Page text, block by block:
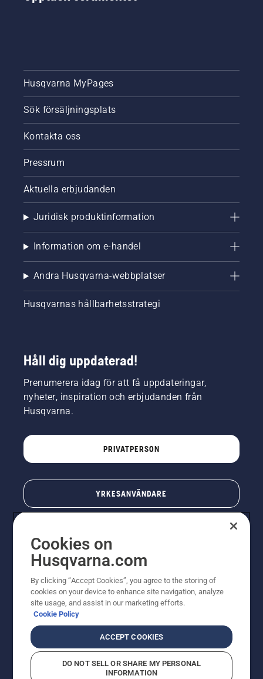
Husqvarna MyPages
Sök försäljningsplats
Kontakta oss
Pressrum
Aktuella erbjudanden
Juridisk produktinformation
Information om e-handel
Andra Husqvarna-webbplatser
Husqvarnas hållbarhetsstrategi
Håll dig uppdaterad!
Prenumerera idag för att få uppdateringar,
nyheter, inspiration och erbjudanden från
Husqvarna.
PRIVATPERSON
YRKESANVÄNDARE
© Husqvarna AB (publ). All rights reserved. Priserna
som visas är rekommenderade cirkapriser. Alla angivna
priser är rekommenderade försäljningspriser (inkl.
moms) om inte produkten är tillgänglig för direkt köp.
CookiepolicyAnvändningsvillkor Sekretessmeddelande
Rapportera misstänkta överträdelser
Cookies on
Husqvarna.com
By clicking “Accept Cookies”, you agree to the storing of
cookies on your device to enhance site navigation, analyze
site usage, and assist in our marketing efforts.
Cookie Policy
ACCEPT COOKIES
DO NOT SELL OR SHARE MY PERSONAL
INFORMATION